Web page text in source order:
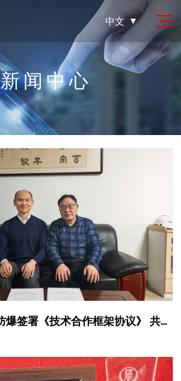
中文
新闻中心
博菲电气与南阳防爆签署《技术合作框架协议》 共筑防爆电机新材料高地